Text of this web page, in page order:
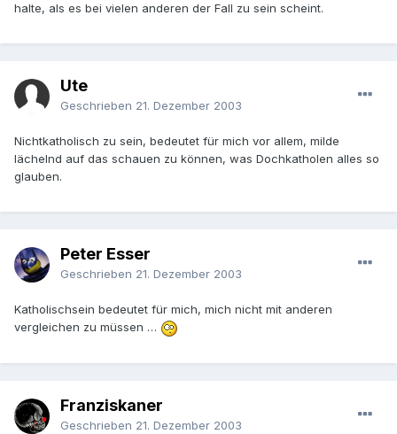
halte, als es bei vielen anderen der Fall zu sein scheint.
Ute
Geschrieben 21. Dezember 2003
Nichtkatholisch zu sein, bedeutet für mich vor allem, milde
lächelnd auf das schauen zu können, was Dochkatholen alles so
glauben.
Peter Esser
Geschrieben 21. Dezember 2003
Katholischsein bedeutet für mich, mich nicht mit anderen
vergleichen zu müssen …
Franziskaner
Geschrieben 21. Dezember 2003